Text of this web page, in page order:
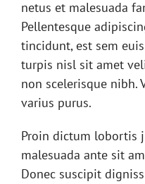
netus et malesuada
Pellentesque
tincidunt, est sem
turpis nisl sit amet
non scelerisque nibh.
varius purus.
Proin dictum lobortis
malesuada ante sit
Donec suscipit